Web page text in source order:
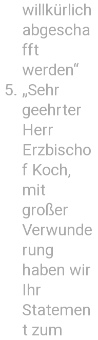
willkürlich
abgescha
fft
werden“
„Sehr
geehrter
Herr
Erzbischo
f Koch,
mit
großer
Verwunde
rung
haben wir
Ihr
Statemen
t zum